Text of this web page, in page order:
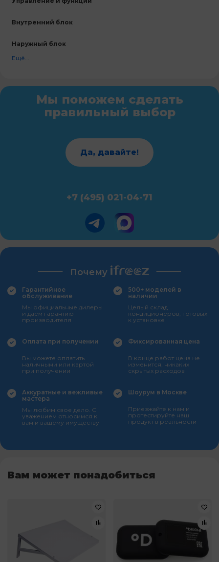
Внутренний блок
Наружный блок
Ещё...
Мы поможем сделать
правильный выбор
Да, давайте!
+7 (495) 021-04-71
Почему
Гарантийное
обслуживание
Мы официальные дилеры
и даем гарантию
производителя
500+ моделей в
наличии
Целый склад
кондиционеров, готовых
к установке
Оплата при получении
Вы можете оплатить
наличными или картой
при получении
Фиксированная цена
В конце работ цена не
изменится, никаких
скрытых расходов
Аккуратные и вежливые
мастера
Мы любим свое дело. С
уважением относимся к
вам и вашему имуществу
Шоурум в Москве
Приезжайте к нам и
протестируйте наш
продукт в реальности
Вам может понадобиться